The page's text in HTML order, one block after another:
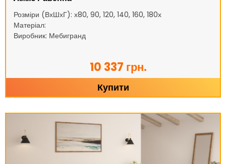
Розміри (ВхШхГ): х80, 90, 120, 140, 160, 180х
Матеріал:
Виробник: Мебигранд
10 337 грн.
Купити